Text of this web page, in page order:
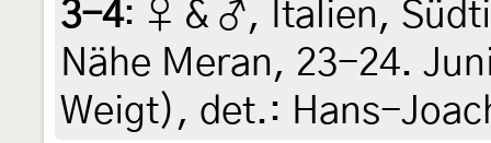
3-4: ♀ & ♂, Italien,
Nähe Meran, 23-24.
Weigt), det.: Hans-